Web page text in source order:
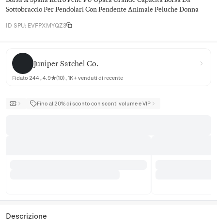
Sottobraccio Per Pendolari Con Pendente Animale Peluche Donna
ID SPU: EVFPXMYQZ3
Juniper Satchel Co.
Juniper Satchel Co.
Fidato 244 , 4.9★(10) , 1K+ venduti di recente
Fino al 20% di sconto con sconti volume e VIP
Descrizione